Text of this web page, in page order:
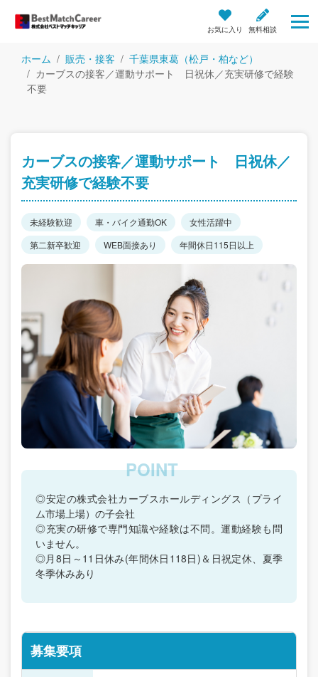
お気に入り 無料相談
ホーム 販売・接客
千葉県東葛（松戸・柏など）
カーブスの接客／運動サポート 日祝休／充実研修で経験
不要
カーブスの接客／運動サポート 日祝休／
充実研修で経験不要
未経験歓迎 車・バイク通勤OK
女性活躍中
第二新卒歓迎
WEB面接あり 年間休日115日以上
◎安定の株式会社カーブスホールディングス（プライ
ム市場上場）の子会社
◎充実の研修で専門知識や経験は不問。運動経験も問
いません。
◎月8日～11日休み(年間休日118日)＆日祝定休、夏季
冬季休みあり
募集要項